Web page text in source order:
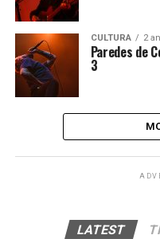
CULTURA 2
Paredes de
3
LATEST